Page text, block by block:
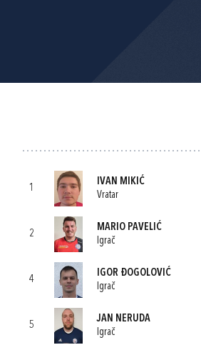
1
IVAN MIKIĆ
Vratar
2
MARIO PAVELIĆ
Igrač
4
IGOR ĐOGOLOVIĆ
Igrač
5
JAN NERUDA
Igrač